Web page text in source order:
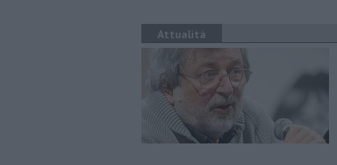
Attualità